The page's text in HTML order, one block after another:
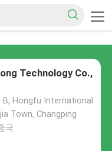
Technology Co.,
B, Hongfu International
Town, Changping
국